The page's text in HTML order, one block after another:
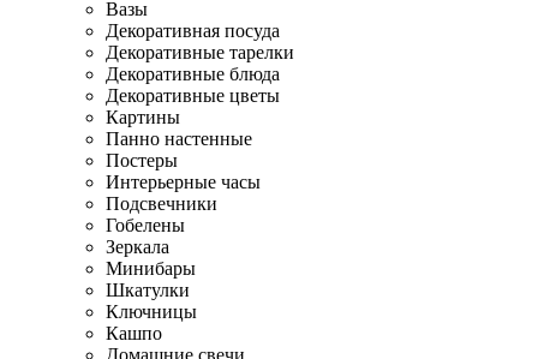
Вазы
Декоративная посуда
Декоративные тарелки
Декоративные блюда
Декоративные цветы
Картины
Панно настенные
Постеры
Интерьерные часы
Подсвечники
Гобелены
Зеркала
Минибары
Шкатулки
Ключницы
Кашпо
Домашние свечи